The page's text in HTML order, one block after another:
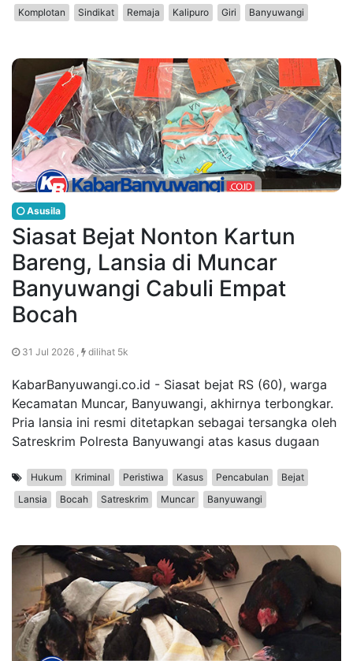
Komplotan
Sindikat Remaja Kalipuro Giri Banyuwangi
Asusila
Siasat Bejat Nonton Kartun
Bareng, Lansia di Muncar
Banyuwangi Cabuli Empat
Bocah
31 Jul 2026 , dilihat 5k
KabarBanyuwangi.co.id - Siasat bejat RS (60), warga
Kecamatan Muncar, Banyuwangi, akhirnya terbongkar.
Pria lansia ini resmi ditetapkan sebagai tersangka oleh
Satreskrim Polresta Banyuwangi atas kasus dugaan
Hukum Kriminal Peristiwa Kasus Pencabulan
Bejat
Lansia
Bocah Satreskrim Muncar Banyuwangi